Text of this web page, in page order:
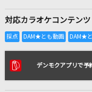
リアルタイ
対応カラオケコンテンツ
デンモクアプリで予